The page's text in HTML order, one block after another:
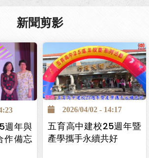
新聞剪影
週年與
作備忘
2026/04/02 - 14:17
五育高中建校25週年暨
產學攜手永續共好